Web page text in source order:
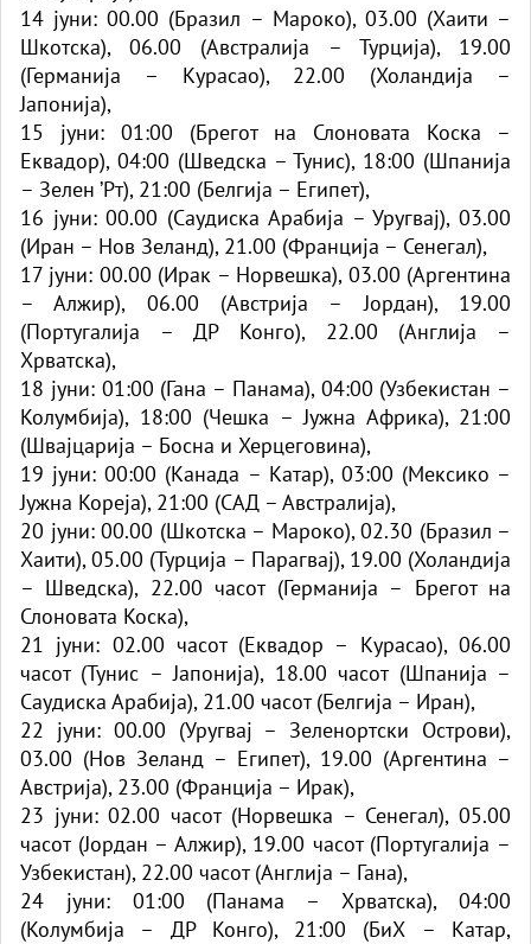
14 јуни: 00.00 (Бразил – Мароко), 03.00 (Хаити –
Шкотска), 06.00 (Австралија – Турција), 19.00
(Германија – Курасао), 22.00 (Холандија –
Јапонија),
15 јуни: 01:00 (Брегот на Слоновата Коска –
Еквадор), 04:00 (Шведска – Тунис), 18:00 (Шпанија
– Зелен ’Рт), 21:00 (Белгија – Египет),
16 јуни: 00.00 (Саудиска Арабија – Уругвај), 03.00
(Иран – Нов Зеланд), 21.00 (Франција – Сенегал),
17 јуни: 00.00 (Ирак – Норвешка), 03.00 (Аргентина
– Алжир), 06.00 (Австрија – Јордан), 19.00
(Португалија – ДР Конго), 22.00 (Англија –
Хрватска),
18 јуни: 01:00 (Гана – Панама), 04:00 (Узбекистан –
Колумбија), 18:00 (Чешка – Јужна Африка), 21:00
(Швајцарија – Босна и Херцеговина),
19 јуни: 00:00 (Канада – Катар), 03:00 (Мексико –
Јужна Кореја), 21:00 (САД – Австралија),
20 јуни: 00.00 (Шкотска – Мароко), 02.30 (Бразил –
Хаити), 05.00 (Турција – Парагвај), 19.00 (Холандија
– Шведска), 22.00 часот (Германија – Брегот на
Слоновата Коска),
21 јуни: 02.00 часот (Еквадор – Курасао), 06.00
часот (Тунис – Јапонија), 18.00 часот (Шпанија –
Саудиска Арабија), 21.00 часот (Белгија – Иран),
22 јуни: 00.00 (Уругвај – Зеленортски Острови),
03.00 (Нов Зеланд – Египет), 19.00 (Аргентина –
Австрија), 23.00 (Франција – Ирак),
23 јуни: 02.00 часот (Норвешка – Сенегал), 05.00
часот (Јордан – Алжир), 19.00 часот (Португалија –
Узбекистан), 22.00 часот (Англија – Гана),
24 јуни: 01:00 (Панама – Хрватска), 04:00
(Колумбија – ДР Конго), 21:00 (БиХ – Катар,